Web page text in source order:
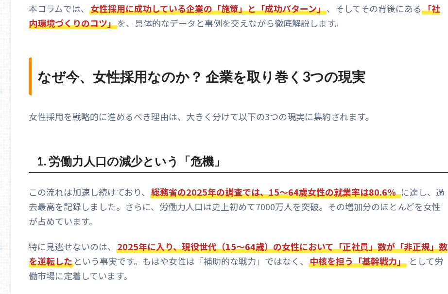
本コラムでは、 女性採用に成功している企業の「施策」と「成功パターン」、そしてその背後にある「社
内環境づくりのコツ」を、具体的なデータと事例を交えながら徹底解説します。
なぜ今、女性採用なのか？ 企業を取り巻く3つの現実
女性採用を戦略的に進めるべき理由は、大きく分けて以下の3つの現実に集約されます。
1. 労働力人口の減少という「危機」
この流れは加速し続けており、 総務省の2025年の調査では、15～64歳女性の就業率は80.6% に達し、過
去最高を記録しました。さらに、労働力人口は史上初めて7000万人を突破。その増加分のほとんどを女性
が占めています。
特に見逃せないのは、 2025年に入り、現役世代（15～64歳）の女性において「正社員」数が「非正規」数
を逆転したという事実です。もはや女性は「補助的な戦力」ではなく、 中核を担う「基幹戦力」 として労
働市場に定着しています。